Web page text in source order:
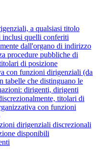
a qualsiasi titolo
quelli conferiti
dall'organo di indirizzo
procedure pubbliche di
di posizione
con funzioni dirigenziali (da
tabelle che distinguano le
dirigenti, dirigenti
titolari di
con funzioni
dirigenziali discrezionali
disponibili